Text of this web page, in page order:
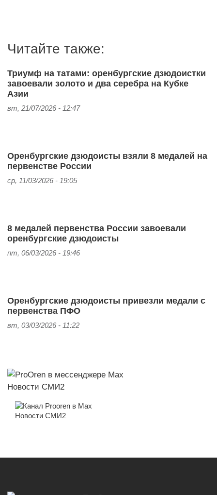
Читайте также:
Триумф на татами: оренбургские дзюдоистки
завоевали золото и два серебра на Кубке
Азии
вт, 21/07/2026 - 12:47
Оренбургские дзюдоисты взяли 8 медалей на
первенстве России
ср, 11/03/2026 - 19:05
8 медалей первенства России завоевали
оренбургские дзюдоисты
пт, 06/03/2026 - 19:46
Оренбургские дзюдоисты привезли медали с
первенства ПФО
вт, 03/03/2026 - 11:22
Новости СМИ2
Новости СМИ2